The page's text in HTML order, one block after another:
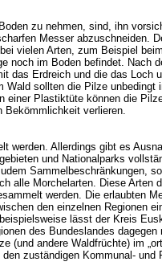
zu nehmen, sind, ihn
Messer abzuschneiden.
vielen Arten, zum Beispiel
noch im Boden befindet. Nach
das Erdreich und die das Loch
Wald sollten die Pilze unbedingt
Plastiktüte können die
Bekömmlichkeit verlieren.
werden. Allerdings gibt es
und Nationalparks
Sammelbeschränkungen,
alle Morchelarten. Diese Arten
werden. Die erlaubten
den einzelnen Regionen
lässt der Kreis
des Bundeslandes dagegen
(und andere Waldfrüchte) im
zuständigen Kommunal- und